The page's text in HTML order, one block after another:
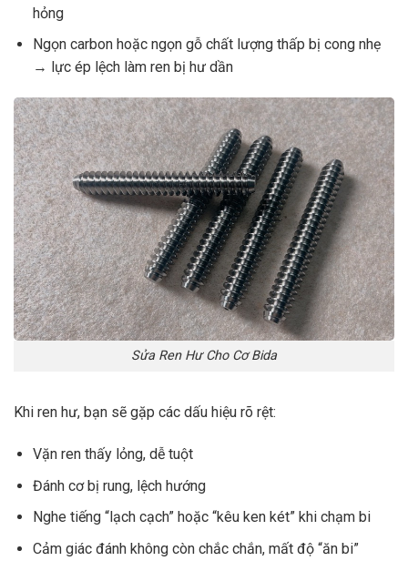
hỏng
Ngọn carbon hoặc ngọn gỗ chất lượng thấp bị cong nhẹ
→ lực ép lệch làm ren bị hư dần
Sửa Ren Hư Cho Cơ Bida
Khi ren hư, bạn sẽ gặp các dấu hiệu rõ rệt:
Vặn ren thấy lỏng, dễ tuột
Đánh cơ bị rung, lệch hướng
Nghe tiếng “lạch cạch” hoặc “kêu ken két” khi chạm bi
Cảm giác đánh không còn chắc chắn, mất độ “ăn bi”